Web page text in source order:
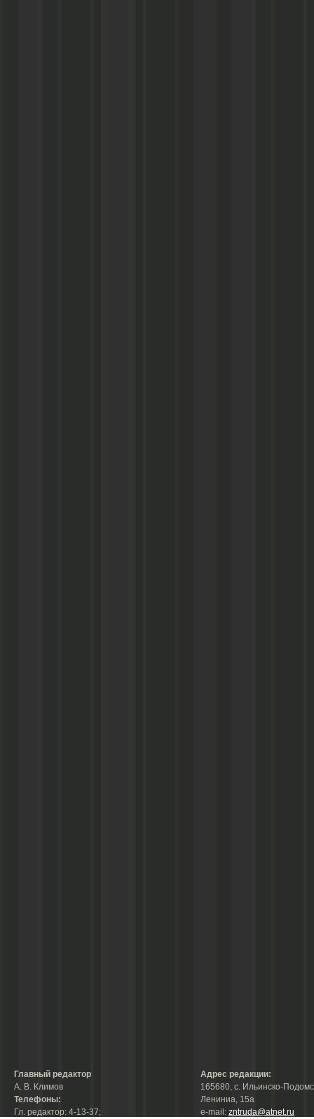
Главный редактор
А. В. Климов
Телефоны:
Гл. редактор: 4-13-37;
Адрес редакции:
165680, с. Ильинско-
Лениниа, 15а
е-mail: zntruda@atnet.ru